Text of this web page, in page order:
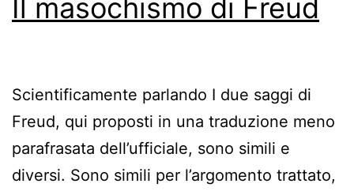
Il masochismo di Freud
Scientificamente parlando I due saggi di
Freud, qui proposti in una traduzione meno
parafrasata dell’ufficiale, sono simili e
diversi. Sono simili per l’argomento trattato,